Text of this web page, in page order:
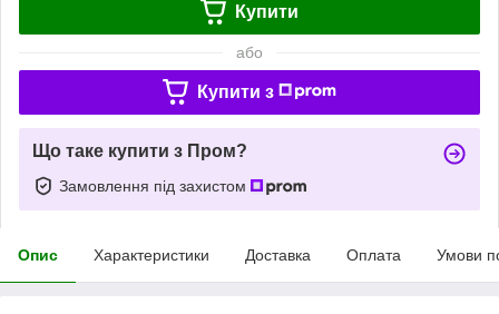
Купити
або
Купити з
Що таке купити з Пром?
Замовлення під захистом
Опис Характеристики Доставка Оплата Умови